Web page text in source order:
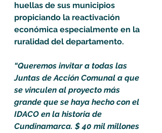
huellas de sus municipios
propiciando la reactivación
económica especialmente en la
ruralidad del departamento.
“Queremos invitar a todas las
Juntas de Acción Comunal a que
se vinculen al proyecto más
grande que se haya hecho con el
IDACO en la historia de
Cundinamarca. $ 40 mil millones